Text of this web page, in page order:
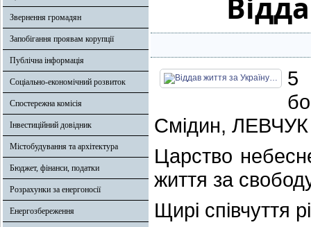
Звернення громадян
Запобігання проявам корупції
Публічна інформація
Соціально-економічний розвиток
Спостережна комісія
Інвестиційний довідник
Містобудування та архітектура
Бюджет, фінанси, податки
Розрахунки за енергоносії
Енергозбереження
5
Смідин,
Царство
життя за
Щирі співчуття